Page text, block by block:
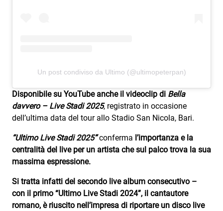
Un post condiviso da Ultimo (@ultimopeterpan)
Disponibile su YouTube anche il videoclip di Bella
davvero – Live Stadi 2025, registrato in occasione
dell’ultima data del tour allo Stadio San Nicola, Bari.
“Ultimo Live Stadi 2025” conferma l’importanza e la
centralità del live per un artista che sul palco trova la sua
massima espressione.
Si tratta infatti del secondo live album consecutivo –
con il primo “Ultimo Live Stadi 2024”, il cantautore
romano, è riuscito nell’impresa di riportare un disco live